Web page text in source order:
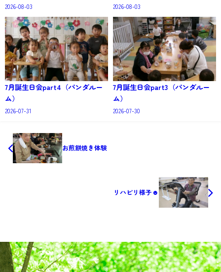
2026-08-03 2026-08-03
7月誕生日会part4（パンダルー
ム）
2026-07-31
7月誕生日会part3（パンダルー
ム）
2026-07-30
お煎餅焼き体験
リハビリ様子☻